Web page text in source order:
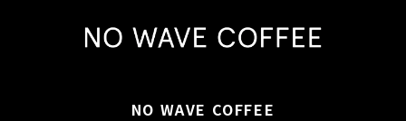
NO WAVE COFFEE